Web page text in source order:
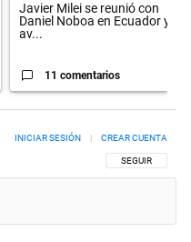
Javier Milei se reunió con
Daniel Noboa en Ecuador y
av...
11 comentarios
SIGA ESTA
SEGUIR
INICIAR SESIÓN CREAR CUENTA